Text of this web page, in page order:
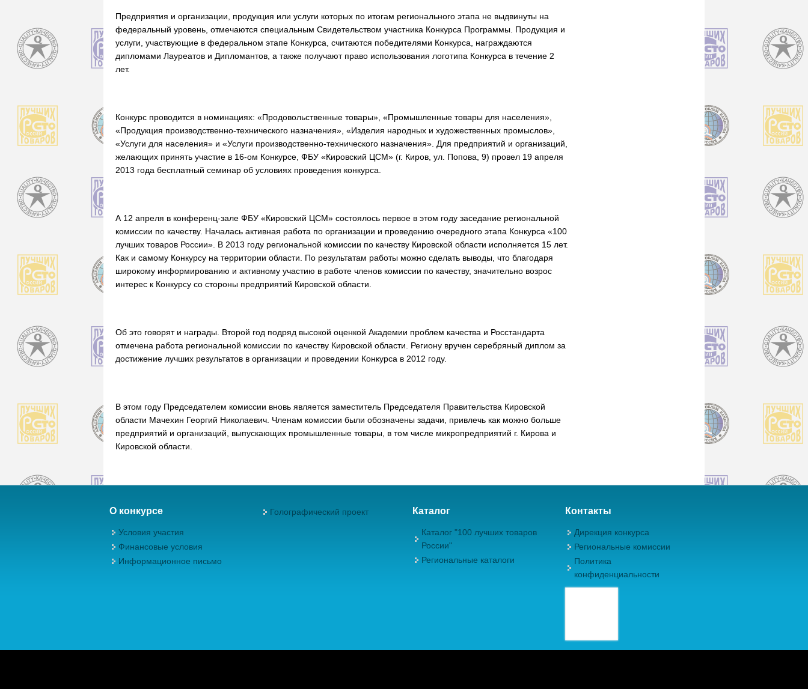
Предприятия и организации, продукция или услуги которых по итогам регионального этапа не выдвинуты на
федеральный уровень, отмечаются специальным Свидетельством участника Конкурса Программы. Продукция и
услуги, участвующие в федеральном этапе Конкурса, считаются победителями Конкурса, награждаются
дипломами Лауреатов и Дипломантов, а также получают право использования логотипа Конкурса в течение 2
лет.
Конкурс проводится в номинациях: «Продовольственные товары», «Промышленные товары для населения»,
«Продукция производственно-технического назначения», «Изделия народных и художественных промыслов»,
«Услуги для населения» и «Услуги производственно-технического назначения». Для предприятий и организаций,
желающих принять участие в 16-ом Конкурсе, ФБУ «Кировский ЦСМ» (г. Киров, ул. Попова, 9) провел 19 апреля
2013 года бесплатный семинар об условиях проведения конкурса.
А 12 апреля в конференц-зале ФБУ «Кировский ЦСМ» состоялось первое в этом году заседание региональной
комиссии по качеству. Началась активная работа по организации и проведению очередного этапа Конкурса «100
лучших товаров России». В 2013 году региональной комиссии по качеству Кировской области исполняется 15 лет.
Как и самому Конкурсу на территории области. По результатам работы можно сделать выводы, что благодаря
широкому информированию и активному участию в работе членов комиссии по качеству, значительно возрос
интерес к Конкурсу со стороны предприятий Кировской области.
Об это говорят и награды. Второй год подряд высокой оценкой Академии проблем качества и Росстандарта
отмечена работа региональной комиссии по качеству Кировской области. Региону вручен серебряный диплом за
достижение лучших результатов в организации и проведении Конкурса в 2012 году.
В этом году Председателем комиссии вновь является заместитель Председателя Правительства Кировской
области Мачехин Георгий Николаевич. Членам комиссии были обозначены задачи, привлечь как можно больше
предприятий и организаций, выпускающих промышленные товары, в том числе микропредприятий г. Кирова и
Кировской области.
О конкурсе
Условия участия
Финансовые условия
Информационное письмо
Голографический проект Каталог
Каталог "100 лучших товаров
России"
Региональные каталоги
Контакты
Дирекция конкурса
Региональные комиссии
Политика
конфиденциальности